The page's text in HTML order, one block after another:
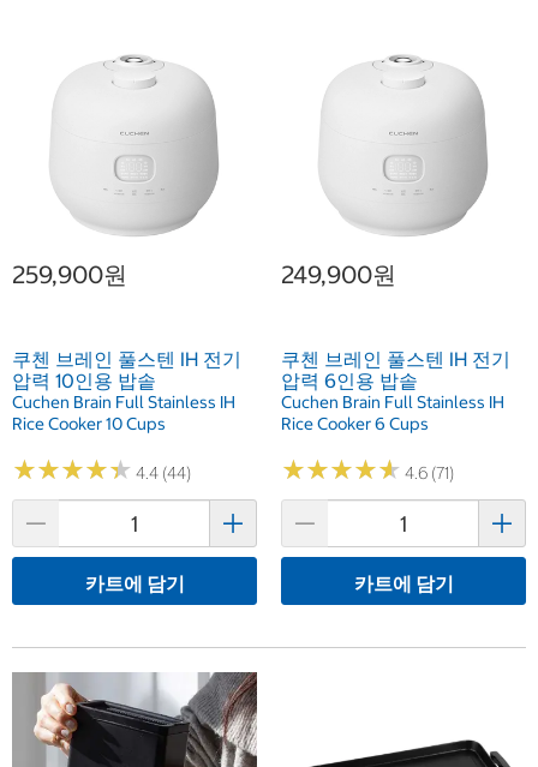
259,900원
쿠첸 브레인 풀스텐 IH 전기
압력 10인용 밥솥
Cuchen Brain Full Stainless IH
Rice Cooker 10 Cups
★★★★★
★★★★★ 4.4 (44)
카트에 담기
249,900원
쿠첸 브레인 풀스텐 IH 전기
압력 6인용 밥솥
Cuchen Brain Full Stainless IH
Rice Cooker 6 Cups
★★★★★
★★★★★ 4.6 (71)
카트에 담기